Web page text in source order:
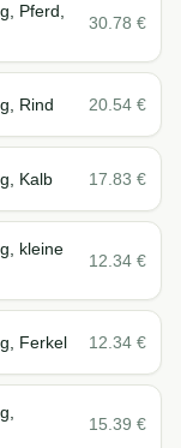
Pferd,
30.78 €
Rind 20.54 €
Kalb 17.83 €
kleine
12.34 €
Ferkel 12.34 €
15.39 €